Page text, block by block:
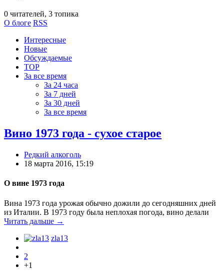
0 читателей, 3 топика
О блоге RSS
Интересные
Новые
Обсуждаемые
TOP
За все время
За 24 часа
За 7 дней
За 30 дней
За все время
Вино 1973 года - сухое старое
Редкий алкоголь
18 марта 2016, 15:19
О вине 1973 года
Вина 1973 года урожая обычно дожили до сегодняшних дней
из Италии. В 1973 году была неплохая погода, вино делали
Читать дальше →
zla13
2
+1